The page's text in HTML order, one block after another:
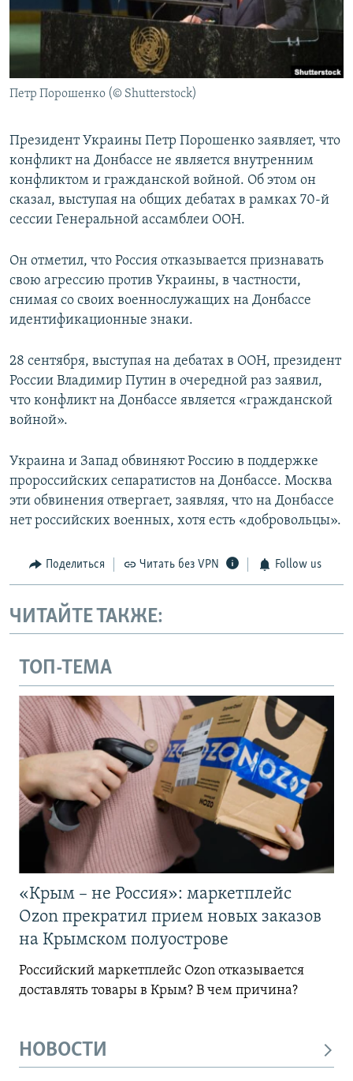
ПОБЕДИТЕЛЕЙ НЕ СУДЯТ?
КРЫМ.НЕПОКОРЕННЫЙ
УКРАИНСКАЯ ПРОБЛЕМА КРЫМА
ПРИСОЕДИНЯЙТЕСЬ!
Петр Порошенко (© Shutterstock)
Президент Украины Петр Порошенко заявляет, что
конфликт на Донбассе не является внутренним
конфликтом и гражданской войной. Об этом он
сказал, выступая на общих дебатах в рамках 70-й
сессии Генеральной ассамблеи ООН.
Он отметил, что Россия отказывается признавать
свою агрессию против Украины, в частности,
снимая со своих военнослужащих на Донбассе
идентификационные знаки.
28 сентября, выступая на дебатах в ООН, президент
России Владимир Путин в очередной раз заявил,
что конфликт на Донбассе является «гражданской
войной».
Украина и Запад обвиняют Россию в поддержке
пророссийских сепаратистов на Донбассе. Москва
эти обвинения отвергает, заявляя, что на Донбассе
нет российских военных, хотя есть «добровольцы».
Поделиться Читать без VPN Follow us
ЧИТАЙТЕ ТАКЖЕ:
ТОП-ТЕМА
«Крым – не Россия»: маркетплейс
Ozon прекратил прием новых заказов
на Крымском полуострове
Российский маркетплейс Ozon отказывается
доставлять товары в Крым? В чем причина?
НОВОСТИ